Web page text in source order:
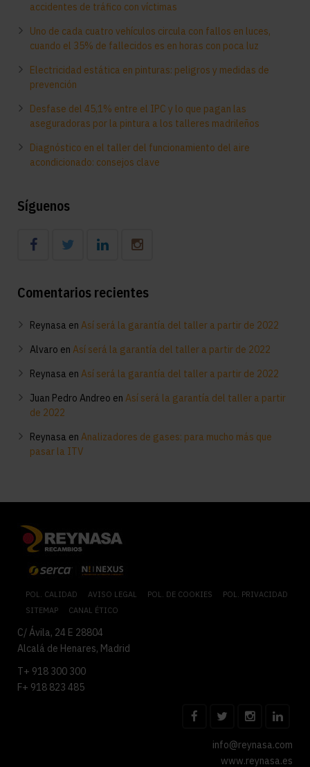
accidentes de tráfico con víctimas
Uno de cada cuatro vehículos circula con fallos en luces,
cuando el 35% de fallecidos es en horas con poca luz
Electricidad estática en pinturas: peligros y medidas de
prevención
Desfase del 45,1% entre el IPC y lo que pagan las
aseguradoras por la pintura a los talleres madrileños
Diagnóstico en el taller del funcionamiento del aire
acondicionado: consejos clave
Síguenos
Comentarios recientes
Reynasa en Así será la garantía del taller a partir de 2022
Alvaro en Así será la garantía del taller a partir de 2022
Reynasa en Así será la garantía del taller a partir de 2022
Juan Pedro Andreo en Así será la garantía del taller a partir
de 2022
Reynasa en Analizadores de gases: para mucho más que
pasar la ITV
POL. CALIDAD AVISO LEGAL POL. DE COOKIES
POL. PRIVACIDAD
SITEMAP
CANAL ÉTICO
C/ Ávila, 24 E 28804
Alcalá de Henares, Madrid
T+ 918 300 300
F+ 918 823 485
info@reynasa.com
www.reynasa.es